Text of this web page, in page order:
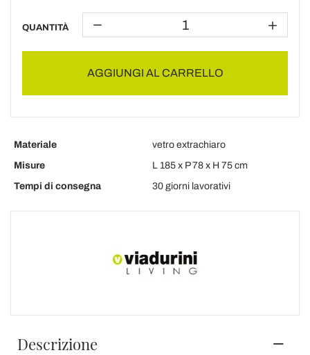
QUANTITÀ
AGGIUNGI AL CARRELLO
Materiale
vetro extrachiaro
Misure
L 185 x P 78 x H 75 cm
Tempi di consegna
30 giorni lavorativi
Descrizione